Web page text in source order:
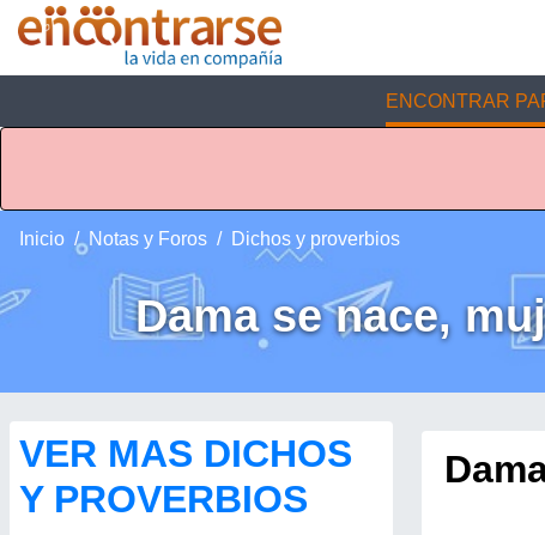
ENCONTRAR
Inicio Notas y Foros Dichos y proverbios
Dama se nace,
VER MAS DICHOS
Y PROVERBIOS